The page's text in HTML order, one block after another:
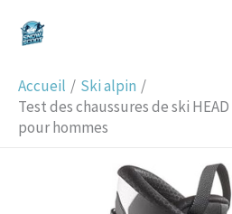
Accueil
Ski alpin
Test des chaussures de ski HEAD
pour hommes
e
c
h
e